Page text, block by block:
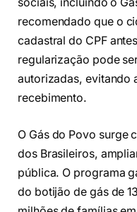
sociais, incluindo o
recomendado que o
cadastral do CPF
regularização pode
autorizadas, evitando
recebimento.
O Gás do Povo surge
dos Brasileiros,
pública. O programa
do botijão de gás de